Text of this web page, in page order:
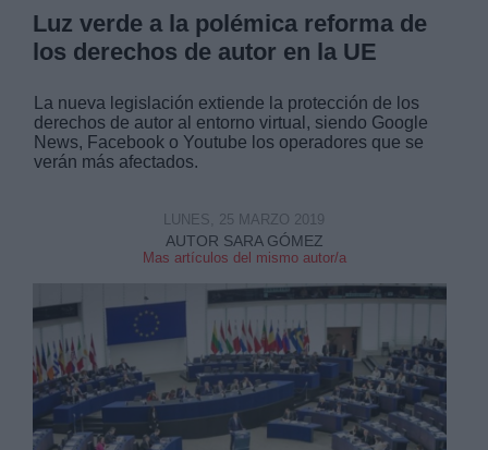
Luz verde a la polémica reforma de
los derechos de autor en la UE
La nueva legislación extiende la protección de los
derechos de autor al entorno virtual, siendo Google
News, Facebook o Youtube los operadores que se
verán más afectados.
AUTOR SARA GÓMEZ
Mas artículos del mismo autor/a
LUNES, 25 MARZO 2019
Destinatarios:
Derechos:
link
Información adicional
link